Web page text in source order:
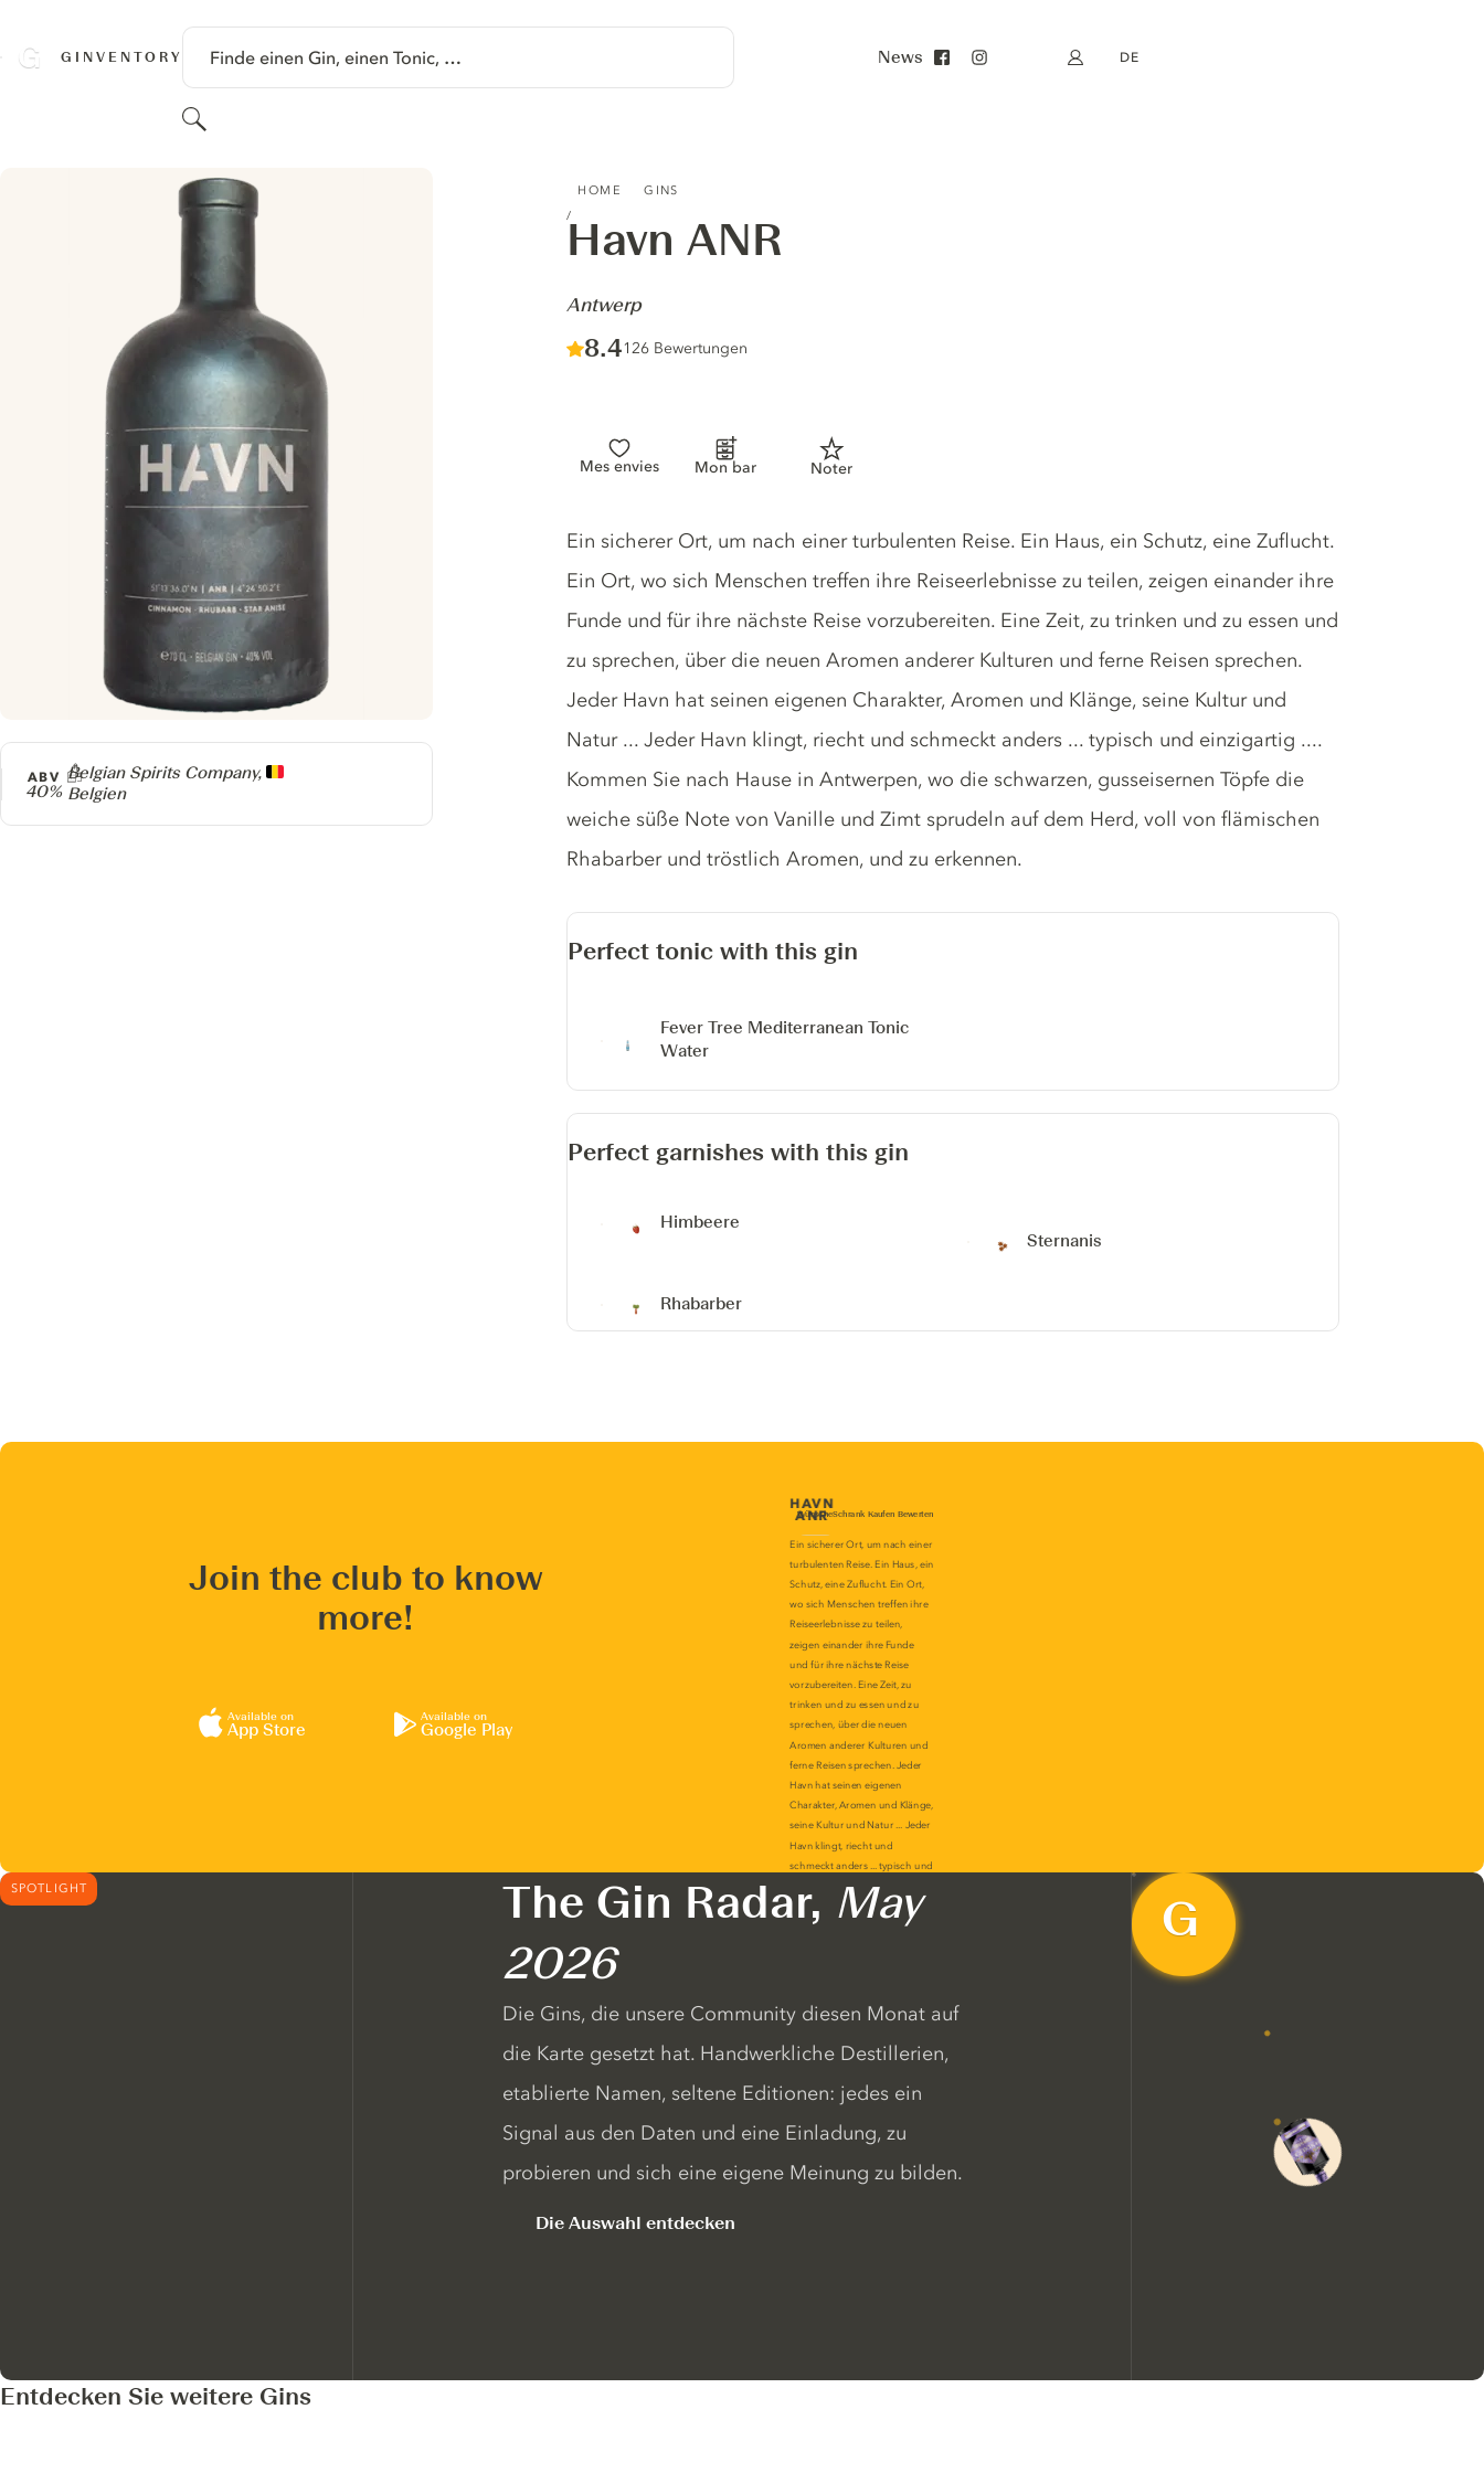
GINVENTORY Finde einen Gin, einen Tonic, …
Suchen
News Mein Konto
DE
HOME GINS
Havn ANR
-
Antwerp
Score :
8.4/ 10
126 Bewertungen
Mes envies Mon bar Noter
Producer
Belgian Spirits Company,
Belgien
ABV
40%
Gin description
Ein sicherer Ort, um nach einer turbulenten Reise. Ein Haus, ein Schutz, eine Zuflucht.
Ein Ort, wo sich Menschen treffen ihre Reiseerlebnisse zu teilen, zeigen einander ihre
Funde und für ihre nächste Reise vorzubereiten. Eine Zeit, zu trinken und zu essen und
zu sprechen, über die neuen Aromen anderer Kulturen und ferne Reisen sprechen.
Jeder Havn hat seinen eigenen Charakter, Aromen und Klänge, seine Kultur und
Natur ... Jeder Havn klingt, riecht und schmeckt anders ... typisch und einzigartig ....
Kommen Sie nach Hause in Antwerpen, wo die schwarzen, gusseisernen Töpfe die
weiche süße Note von Vanille und Zimt sprudeln auf dem Herd, voll von flämischen
Rhabarber und tröstlich Aromen, und zu erkennen.
Perfect tonic with this gin
Fever Tree Mediterranean Tonic
Water
Perfect garnishes with this gin
Himbeere
Sternanis
Rhabarber
Join the club to know
more!
Available on
App Store
Available on
Google Play
SPOTLIGHT The Gin Radar, May
2026
Die Gins, die unsere Community diesen Monat auf
die Karte gesetzt hat. Handwerkliche Destillerien,
etablierte Namen, seltene Editionen: jedes ein
Signal aus den Daten und eine Einladung, zu
probieren und sich eine eigene Meinung zu bilden.
Die Auswahl entdecken
Entdecken Sie weitere Gins